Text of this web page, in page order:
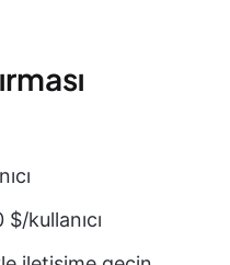
$/kullanıcı